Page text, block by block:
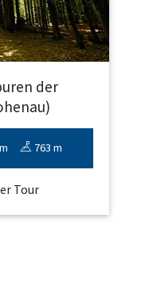
der
763 m
Tour